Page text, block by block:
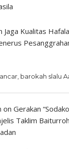
Jaga Kualitas
barokah slalu
onGerakan
Taklim